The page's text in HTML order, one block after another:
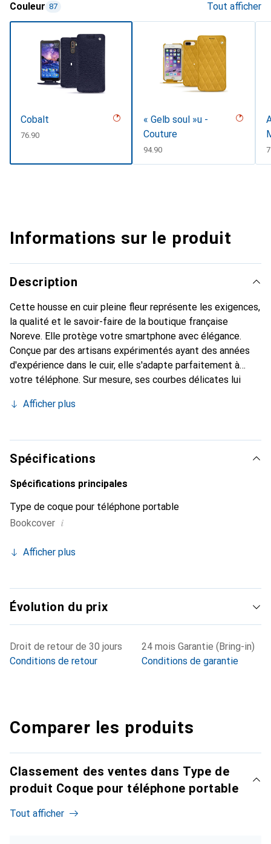
Couleur 87 Tout afficher
Cobalt
CHF
76.90
« Gelb soul »u -
Couture
CHF
94.90
Informations sur le produit
Description
Cette housse en cuir pleine fleur représente les exigences,
la qualité et le savoir-faire de la boutique française
Noreve. Elle protège votre smartphone avec élégance.
Conçue par des artisans expérimentés ayant des années
d'expérience dans le cuir, elle s'adapte parfaitement à
votre téléphone. Sur mesure, ses courbes délicates lui
l'accessoire chic et indispensable pour votre smartphone.
haute qualité, la marque Noreve est un choix fiable pour
une clientèle exigeante.
Afficher plus
Spécifications
Spécifications principales
Type de coque pour téléphone portable
Bookcover i
Afficher plus
Évolution du prix
Droit de retour de 30 jours
Conditions de retour
24 mois Garantie (Bring-in)
Conditions de garantie
Comparer les produits
Classement des ventes dans Type de
produit Coque pour téléphone portable
Tout afficher